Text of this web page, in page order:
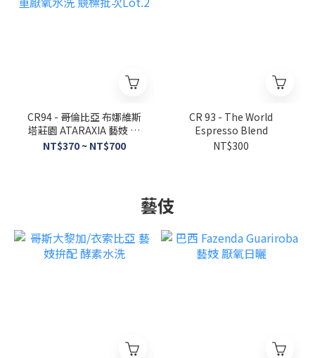
CR94 - 哥倫比亞 布娜維斯
塔莊園 ATARAXIA 藝妓 雙
重厭氧水洗 競標批次Lot.2
NT$370 ~ NT$700
CR 93 - The World
Espresso Blend
NT$300
藝伎